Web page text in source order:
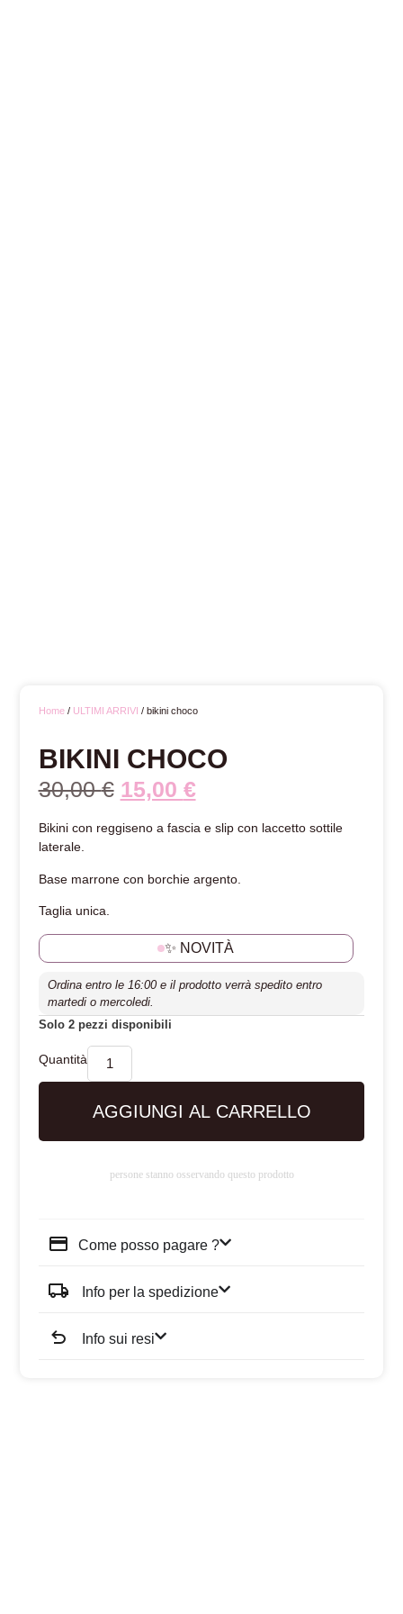
Home/ ULTIMI ARRIVI / bikini choco
BIKINI CHOCO
30,00€ 15,00 €
Bikini con reggiseno a fascia e slip con laccetto sottile
laterale.
Base marrone con borchie argento.
Taglia unica.
✨ NOVITÀ
Ordina entro le 16:00 e il prodotto verrà spedito entro
martedi o mercoledi.
Solo 2 pezzi disponibili
AGGIUNGI AL CARRELLO
persone stanno osservando questo prodotto
Come posso pagare ?
Info per la spedizione
Info sui resi